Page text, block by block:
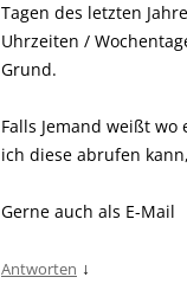
Tagen des letzten
Uhrzeiten /
Grund.
Falls Jemand weißt
ich diese abrufen
Gerne auch als E-Mail
Antworten ↓